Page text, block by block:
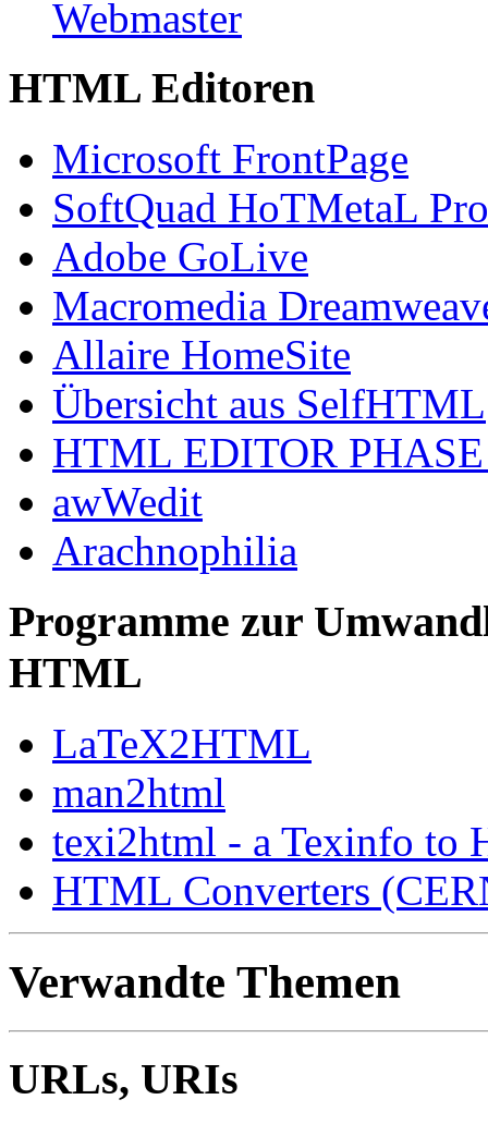
Webmaster
HTML Editoren
Microsoft FrontPage
SoftQuad HoTMetaL Pro
Adobe GoLive
Macromedia
Allaire HomeSite
Übersicht aus SelfHTML
HTML EDITOR
awWedit
Arachnophilia
Programme zur
HTML
LaTeX2HTML
man2html
texi2html - a Texinfo to
HTML Converters
Verwandte Themen
URLs, URIs